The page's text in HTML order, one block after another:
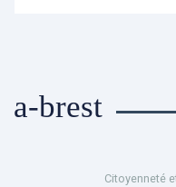
a-brest
Citoyenneté